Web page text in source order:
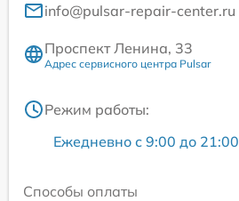
info@pulsar-repair-center.ru
Проспект Ленина, 33
Адрес сервисного центра Pulsar
Режим работы:
Ежедневно с 9:00 до 21:00
Способы оплаты